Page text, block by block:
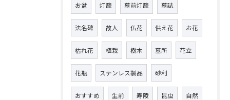
お盆 灯籠 墓前灯籠 墓誌
法名碑 故人 仏花 供え花 お花
枯れ花 植栽 樹木 墓所 花立
花瓶 ステンレス製品 砂利
おすすめ 生前 寿陵 昆虫 自然